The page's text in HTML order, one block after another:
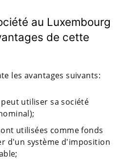
au Luxembourg
de cette
les avantages suivants:
utiliser sa société
utilisées comme fonds
d'un système d'imposition